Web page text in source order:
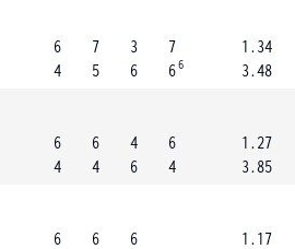
6
4
7
5
3
6
7
66
1.34
3.48
6
4
6
4
4
6
6
4
1.27
3.85
6
6
6
1.17